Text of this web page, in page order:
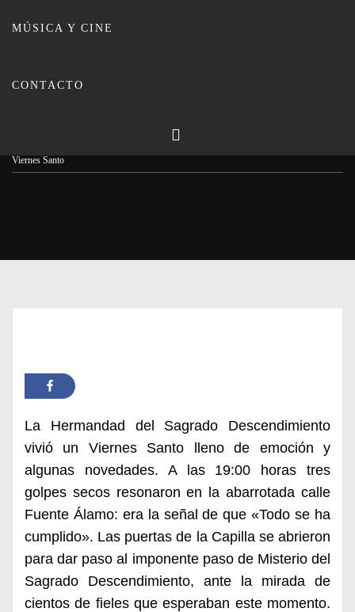
MÚSICA Y CINE
CONTACTO
Belleza y emoción con el Sagrado
Viernes Santo
La Hermandad del Sagrado Descendimiento
vivió un Viernes Santo lleno de emoción y
algunas novedades. A las 19:00 horas tres
golpes secos resonaron en la abarrotada calle
Fuente Álamo: era la señal de que «Todo se ha
cumplido». Las puertas de la Capilla se abrieron
para dar paso al imponente paso de Misterio del
Sagrado Descendimiento, ante la mirada de
cientos de fieles que esperaban este momento.